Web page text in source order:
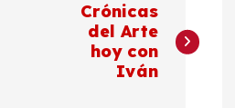
Crónicas
del Arte
hoy con
Iván